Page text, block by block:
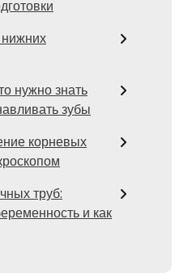
нужно знать
зубы
корневых
труб:
и как